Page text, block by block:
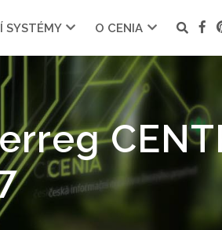
SYSTÉMY O CENIA